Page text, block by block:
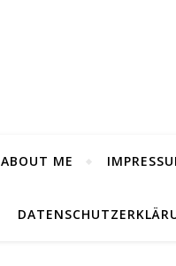
ABOUT ME